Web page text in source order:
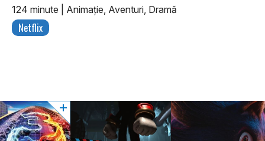
124 minute
Animaţie, Aventuri, Dramă
Netflix